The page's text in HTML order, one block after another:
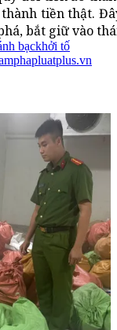
tiền thật.
bắt giữ vào
bạckhởi tố
phapluatplus.vn